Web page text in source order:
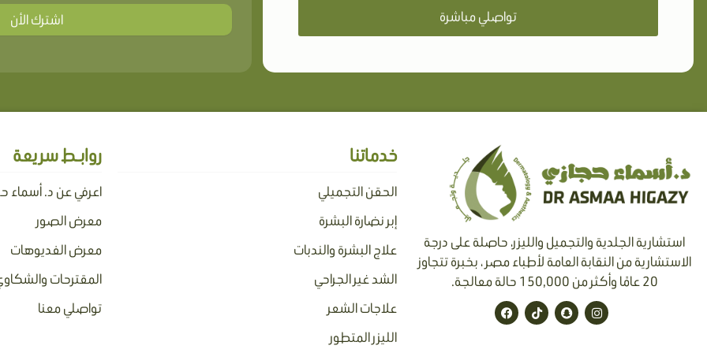
تواصلي مباشرة اشترك الأن
استشارية الجلدية والتجميل والليزر، حاصلة على درجة
الاستشارية من النقابة العامة لأطباء مصر ، بخبرة تتجاوز
20 عامًا وأكثر من 150,000 حالة معالجة.
I
n
s
S
n
a
T
i
k
F
a
c
خدماتنا
الحقن التجميلي
إبر نضارة البشرة
علاج البشرة والندبات
الشد غير الجراحي
علاجات الشعر
الليزر المتطور
روابـط سريعة
اعرفي عن د. أسماء
معرض الصور
معرض الفديوهات
المقترحات
تواصلي معنا